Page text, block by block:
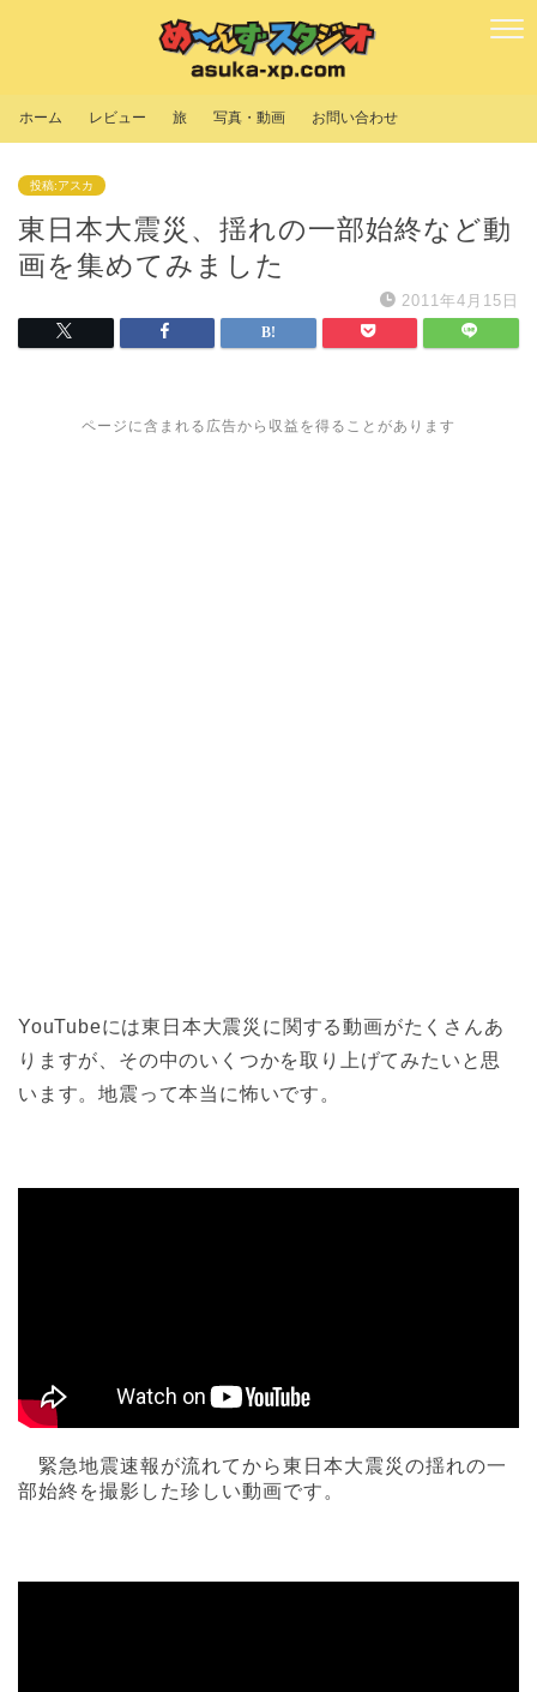
ホーム レビュー 旅 写真・動画 お問い合わせ
投稿:アスカ
東日本大震災、揺れの一部始終など動
画を集めてみました
2011年4月15日
ページに含まれる広告から収益を得ることがあります
YouTubeには東日本大震災に関する動画がたくさんあ
りますが、その中のいくつかを取り上げてみたいと思
います。地震って本当に怖いです。
緊急地震速報が流れてから東日本大震災の揺れの一
部始終を撮影した珍しい動画です。